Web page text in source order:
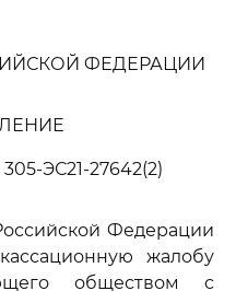
ФЕДЕРАЦИИ
305-ЭС21-27642(2)
Федерации
жалобу
обществом с